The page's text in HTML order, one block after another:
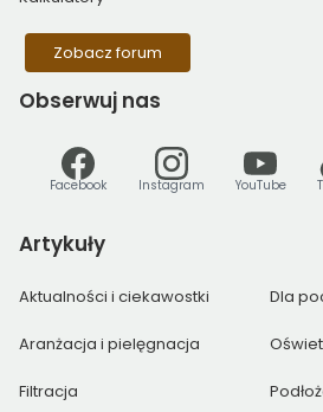
Zobacz forum
Obserwuj nas
Facebook Instagram YouTube
Artykuły
Aktualności i ciekawostki Dla
Aranżacja i pielęgnacja
Filtracja